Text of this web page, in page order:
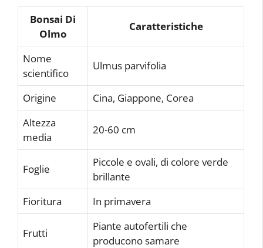
Bonsai Di
Olmo
Caratteristiche
Nome
scientifico
Ulmus parvifolia
Origine
Cina, Giappone, Corea
Altezza
media
20-60 cm
Foglie
Piccole e ovali, di colore verde
brillante
Fioritura
In primavera
Frutti
Piante autofertili che
producono samare